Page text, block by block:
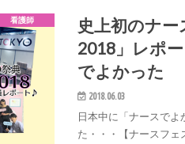
看護師
史上初のナ
2018」レポ
でよかった
2018.06.03
日本中に「ナースで
た・・・【ナースフ